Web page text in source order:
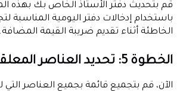
قم بتحديث دفتر الأستاذ الخاص بك بهذه
باستخدام إدخالات دفتر اليومية المناسبة
الخاطئة أثناء تقديم ضريبة القيمة المضافة.
الخطوة 5: تحديد العناصر المعلقة
الآن، قم بتجميع قائمة بجميع العناصر التي